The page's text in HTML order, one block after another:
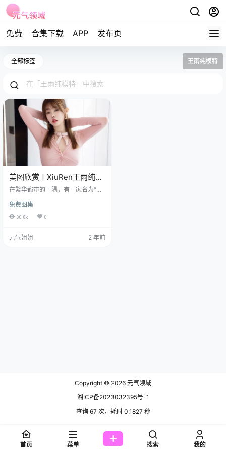
免费 合集下载 APP 发布页
全部标签 王雨纯模特
美图欣赏丨XiuRen王雨纯
NO.7323[85+1P／776MB]
在繁华都市的一隅，有一家名为“镜
群对美有着独特追求的艺术家。而
在这个充满创意的空间里，最耀眼
密码:www.hw9.top)，前往获取 王
免费图集
30.8k 0
元气姐姐 2 年前
Copyright © 2026 元气领域
湘ICP备2023032395号-1
查询 67 次，耗时 0.1827 秒
首页 菜单 搜索 我的